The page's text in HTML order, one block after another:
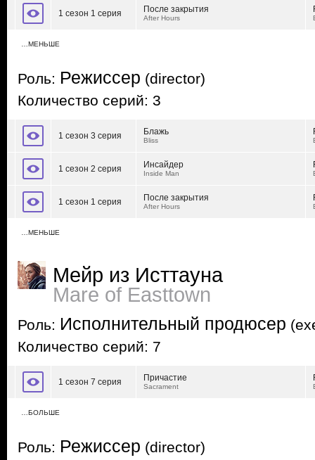
1 сезон 1 серия После закрытия
After Hours
…МЕНЬШЕ
Роль: Режиссер (director)
Количество серий: 3
1 сезон 3 серия Блажь
Bliss
1 сезон 2 серия Инсайдер
Inside Man
1 сезон 1 серия После закрытия
After Hours
…МЕНЬШЕ
Мейр из Исттауна
Mare of Easttown
Роль: Исполнительный продюсер
Количество серий: 7
1 сезон 7 серия Причастие
Sacrament
…БОЛЬШЕ
Роль: Режиссер (director)